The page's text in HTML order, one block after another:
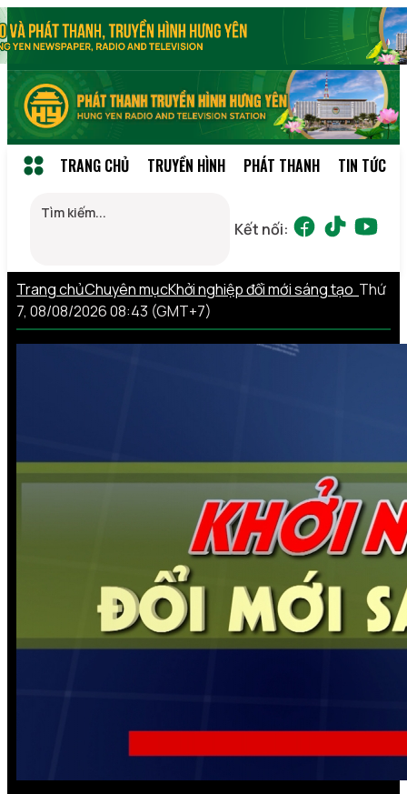
TRANG CHỦ TRUYỀN HÌNH PHÁT THANH TIN TỨC
Kết nối:
Trang chủChuyên mụcKhởi nghiệp đổi mới sáng tạo Thứ
7, 08/08/2026 08:43 (GMT+7)